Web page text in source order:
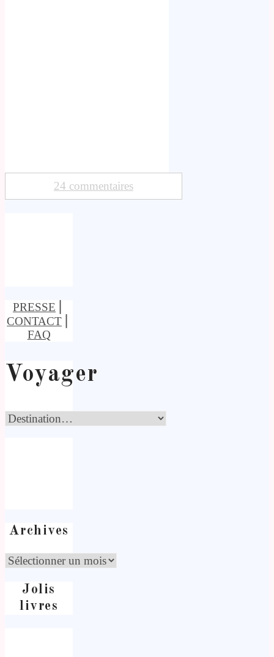
24 commentaires
PRESSE
CONTACT
FAQ
Voyager
Archives
Jolis
livres